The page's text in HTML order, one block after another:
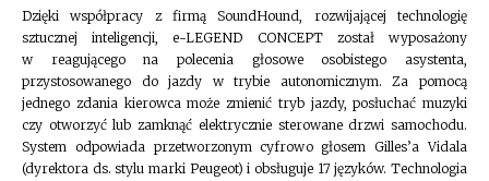
Dzięki współpracy z firmą SoundHound, rozwijającej technologię
sztucznej inteligencji, e-LEGEND CONCEPT został wyposażony
w reagującego na polecenia głosowe osobistego asystenta,
przystosowanego do jazdy w trybie autonomicznym. Za pomocą
jednego zdania kierowca może zmienić tryb jazdy, posłuchać muzyki
czy otworzyć lub zamknąć elektrycznie sterowane drzwi samochodu.
System odpowiada przetworzonym cyfrowo głosem Gilles’a Vidala
(dyrektora ds. stylu marki Peugeot) i obsługuje 17 języków. Technologia